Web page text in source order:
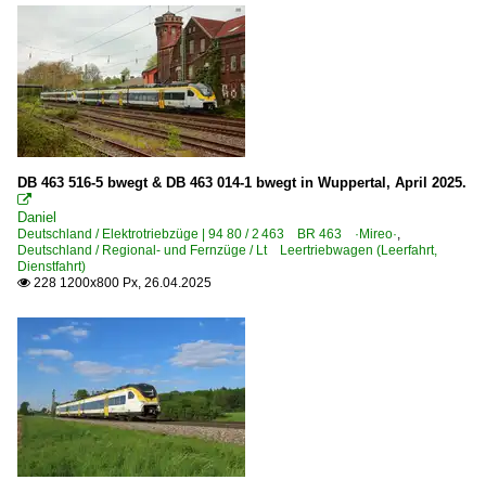
DB 463 516-5 bwegt & DB 463 014-1 bwegt in Wuppertal, April 2025.

Daniel
Deutschland / Elektrotriebzüge | 94 80 / 2 463 BR 463 ·Mireo·,
Deutschland / Regional- und Fernzüge / Lt Leertriebwagen (Leerfahrt,
Dienstfahrt)
 228 1200x800 Px, 26.04.2025